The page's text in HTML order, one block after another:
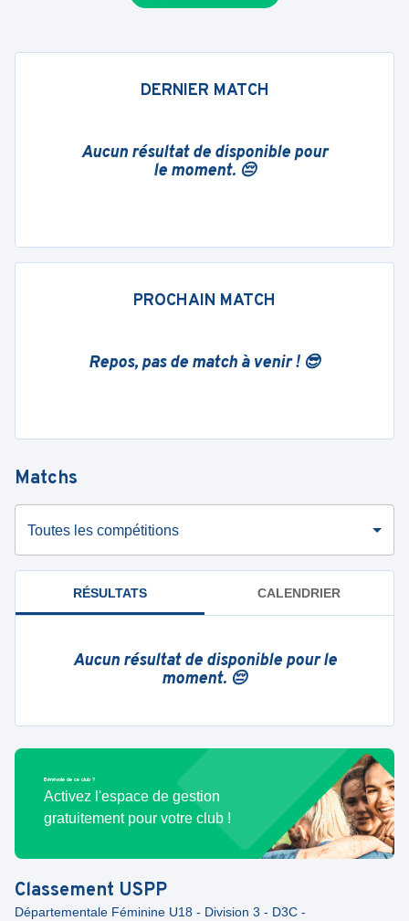
DERNIER MATCH
Aucun résultat de disponible pour
le moment. 😔
PROCHAIN MATCH
Repos, pas de match à venir ! 😎
Matchs
Toutes les compétitions
RÉSULTATS CALENDRIER
Aucun résultat de disponible pour le
moment. 😔
Bénévole de ce club ?
Activez l'espace de gestion
gratuitement pour votre club !
Classement USPP
Départementale Féminine U18 - Division 3 - D3C -